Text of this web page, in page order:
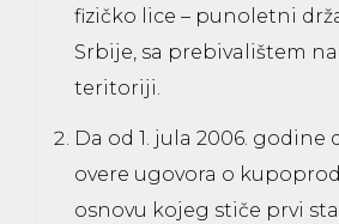
fizičko lice – punoletni
Srbije, sa prebivalištem
teritoriji.
Da od 1. jula 2006. godine
overe ugovora o
osnovu kojeg stiče prvi